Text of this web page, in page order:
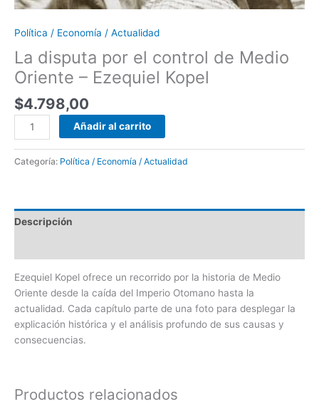
Política / Economía / Actualidad
La disputa por el control de Medio
Oriente – Ezequiel Kopel
$4.798,00
Añadir al carrito
Categoría: Política / Economía / Actualidad
Descripción
Ezequiel Kopel ofrece un recorrido por la historia de Medio
Oriente desde la caída del Imperio Otomano hasta la
actualidad. Cada capítulo parte de una foto para desplegar la
explicación histórica y el análisis profundo de sus causas y
consecuencias.
Productos relacionados